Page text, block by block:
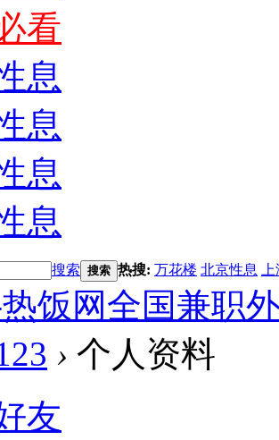
看
息
息
息
息
搜索 搜索 热搜: 万花楼 北京性息
饭网全国兼职
› 个人资料
友